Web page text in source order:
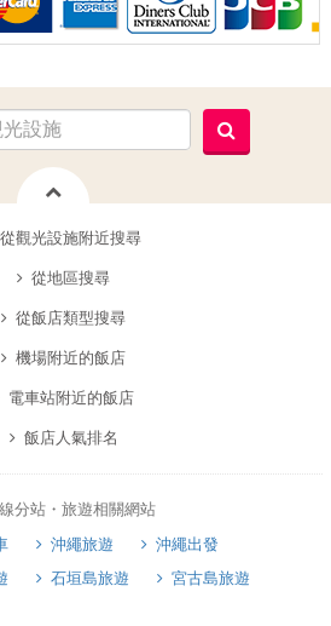
從觀光設施附近搜尋
從地區搜尋
從飯店類型搜尋
機場附近的飯店
電車站附近的飯店
飯店人氣排名
分站・旅遊相關網站
沖繩旅遊
沖繩出發
石垣島旅遊
宮古島旅遊